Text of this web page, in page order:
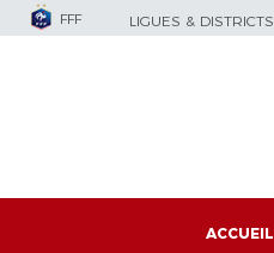
FFF LIGUES & DISTRICTS
ACCUEIL